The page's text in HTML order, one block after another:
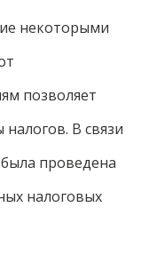
некоторыми
позволяет
В связи
проведена
налоговых